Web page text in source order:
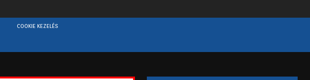
COOKIE KEZELÉS